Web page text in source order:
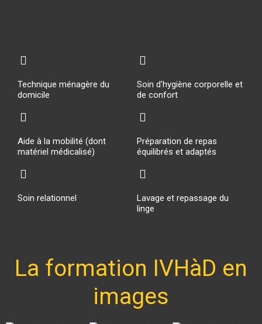
Technique ménagère du
domicile
Soin d'hygiène corporelle et
de confort
Aide à la mobilité (dont
matériel médicalisé)
Préparation de repas
équilibrés et adaptés
Soin relationnel
Lavage et repassage du
linge
La formation IVHàD en
images